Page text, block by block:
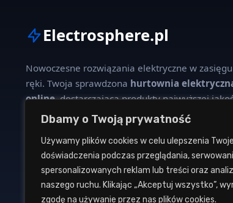
Dbamy o Twoją prywatność
Używamy plików cookies w celu ulepszenia
doświadczenia podczas przeglądania,
spersonalizowanych reklam lub treści oraz
naszego ruchu. Klikając „Akceptuj wszystko”,
zgodę na używanie przez nas plików cookies.
Electrosphere.pl
Nowoczesne rozwiązania elektryczne w zasięgu
ręki. Twoja sprawdzona hurtownia
online, dostarczająca produkty najwyższej
dla profesjonalistów i klientów indywidualnych.
W naszej ofercie znajdziesz szeroki wybór kabli,
oświetlenia, aparatury modułowej oraz
instalacyjnego od renomowanych producentów.